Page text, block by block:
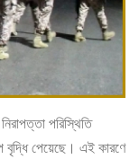
পরিস্থিতি
বৃদ্ধি পেয়েছে। এই কারণে